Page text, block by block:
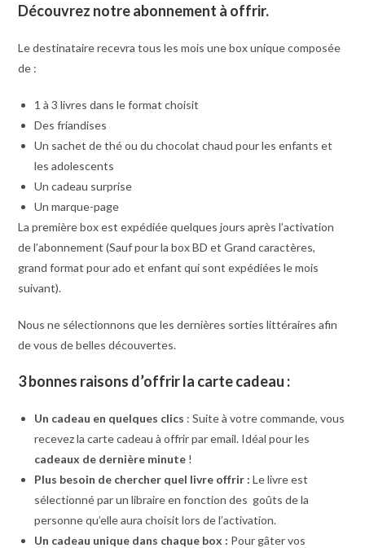
Découvrez notre abonnement à offrir.
Le destinataire recevra tous les mois une box unique composée
de :
1 à 3 livres dans le format choisit
Des friandises
Un sachet de thé ou du chocolat chaud pour les enfants et
les adolescents
Un cadeau surprise
Un marque-page
La première box est expédiée quelques jours après l’activation
de l’abonnement (Sauf pour la box BD et Grand caractères,
grand format pour ado et enfant qui sont expédiées le mois
suivant).
Nous ne sélectionnons que les dernières sorties littéraires afin
de vous de belles découvertes.
3 bonnes raisons d’offrir la carte cadeau :
Un cadeau en quelques clics : Suite à votre commande, vous
recevez la carte cadeau à offrir par email. Idéal pour les
cadeaux de dernière minute !
Plus besoin de chercher quel livre offrir :Le livre est
sélectionné par un libraire en fonction des goûts de la
personne qu’elle aura choisit lors de l’activation.
Un cadeau unique dans chaque box : Pour gâter vos